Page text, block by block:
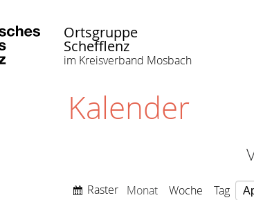
Ortsgruppe
Schefflenz
im Kreisverband Mosbach
Kalender
Anzeigen
Raster Monat Woche Tag